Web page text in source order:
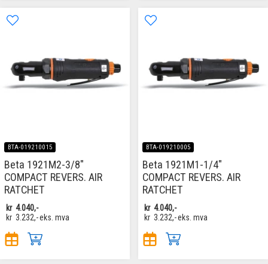
BTA-019210015
Beta 1921M2-3/8"
COMPACT REVERS. AIR
RATCHET
kr 4.040,-
kr 3.232,-eks. mva
BTA-019210005
Beta 1921M1-1/4"
COMPACT REVERS. AIR
RATCHET
kr 4.040,-
kr 3.232,-eks. mva